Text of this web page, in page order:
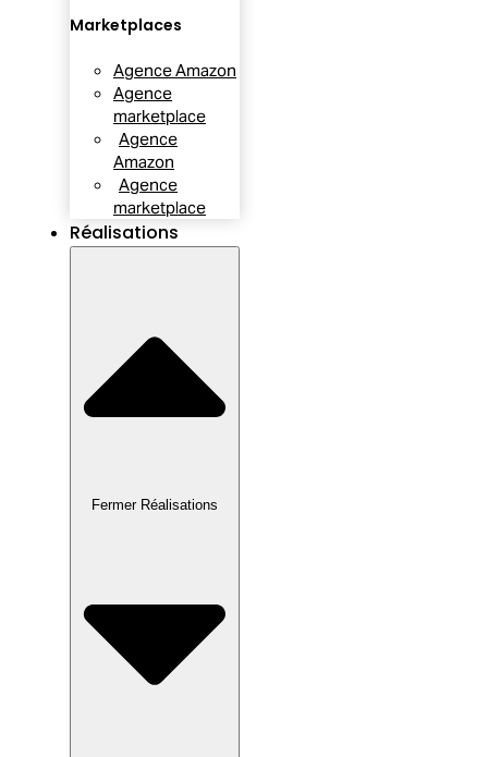
Marketplaces
Agence Amazon
Agence
marketplace
Agence
Amazon
Agence
marketplace
Réalisations
Fermer Réalisations